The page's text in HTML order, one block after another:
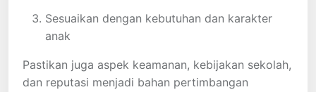
Sesuaikan dengan kebutuhan dan karakter
anak
Pastikan juga aspek keamanan, kebijakan sekolah,
dan reputasi menjadi bahan pertimbangan